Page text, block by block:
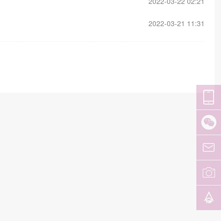
2022-03-21 11:31